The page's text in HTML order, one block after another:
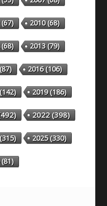
(67) 2010(68)
(68) 2013(79)
2016(106)
2019(186)
2022(398)
2025(330)
(81)